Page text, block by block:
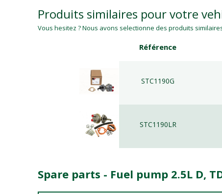
Produits similaires pour votre
Vous hesitez ? Nous avons selectionne des produits
Référence
STC1190G
STC1190LR
Spare parts - Fuel pump 2.5L D,